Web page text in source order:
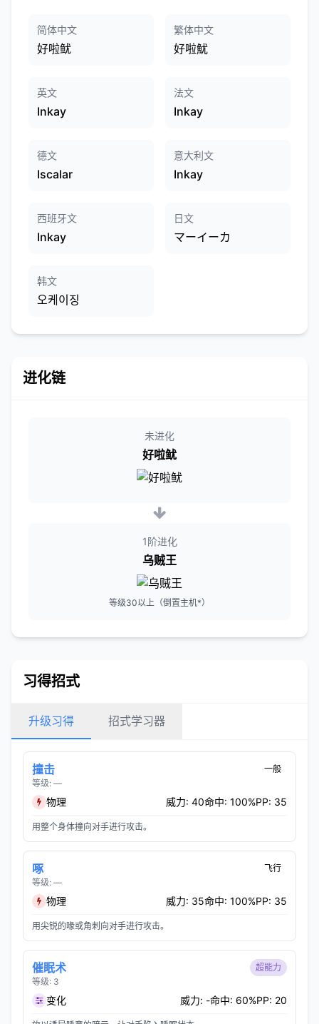
简体中文
好啦鱿
繁体中文
好啦魷
英文
Inkay
法文
Inkay
德文
Iscalar
意大利文
Inkay
西班牙文
Inkay
日文
マーイーカ
韩文
오케이징
进化链
未进化
好啦鱿
1阶进化
乌贼王
等级30以上（倒置主机*）
习得招式
升级习得 招式学习器
撞击
等级: —
一般
物理 威力: 40命中: 100%PP: 35
用整个身体撞向对手进行攻击。
啄
等级: —
飞行
物理 威力: 35命中: 100%PP: 35
用尖锐的喙或角刺向对手进行攻击。
催眠术
等级: 3
超能力
变化 威力: -命中: 60%PP: 20